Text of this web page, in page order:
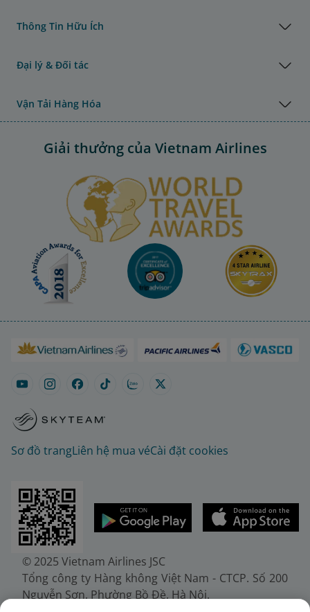
Thông Tin Hữu Ích
Đại lý & Đối tác
Vận Tải Hàng Hóa
Giải thưởng của Vietnam Airlines
Sơ đồ trangLiên hệ mua véCài đặt cookies
© 2025 Vietnam Airlines JSC
Tổng công ty Hàng không Việt Nam - CTCP. Số 200
Nguyễn Sơn, Phường Bồ Đề, Hà Nội.